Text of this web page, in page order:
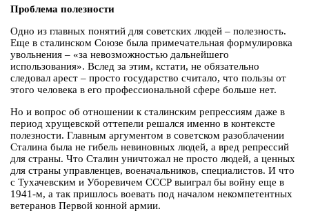
Проблема полезности
Одно из главных понятий для советских людей – полезность.
Еще в сталинском Союзе была примечательная формулировка
увольнения – «за невозможностью дальнейшего
использования». Вслед за этим, кстати, не обязательно
следовал арест – просто государство считало, что пользы от
этого человека в его профессиональной сфере больше нет.
Но и вопрос об отношении к сталинским репрессиям даже в
период хрущевской оттепели решался именно в контексте
полезности. Главным аргументом в советском разоблачении
Сталина была не гибель невиновных людей, а вред репрессий
для страны. Что Сталин уничтожал не просто людей, а ценных
для страны управленцев, военачальников, специалистов. И что
с Тухачевским и Уборевичем СССР выиграл бы войну еще в
1941-м, а так пришлось воевать под началом некомпетентных
ветеранов Первой конной армии.